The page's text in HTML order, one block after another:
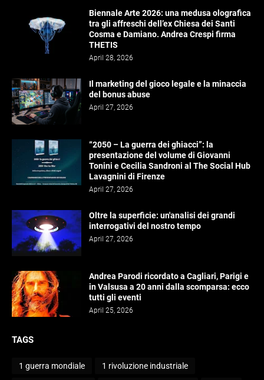
Biennale Arte 2026: una medusa olografica
tra gli affreschi dell’ex Chiesa dei Santi
Cosma e Damiano. Andrea Crespi firma
THETIS
April 28, 2026
Il marketing del gioco legale e la minaccia
del bonus abuse
April 27, 2026
“2050 – La guerra dei ghiacci”: la
presentazione del volume di Giovanni
Tonini e Cecilia Sandroni al The Social Hub
Lavagnini di Firenze
April 27, 2026
Oltre la superficie: un'analisi dei grandi
interrogativi del nostro tempo
April 27, 2026
Andrea Parodi ricordato a Cagliari, Parigi e
in Valsusa a 20 anni dalla scomparsa: ecco
tutti gli eventi
April 25, 2026
TAGS
1 guerra mondiale 1 rivoluzione industriale